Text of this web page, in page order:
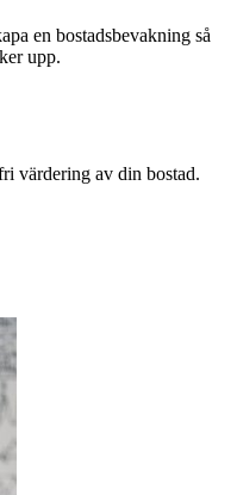
en bostadsbevakning så
upp.
värdering av din bostad.